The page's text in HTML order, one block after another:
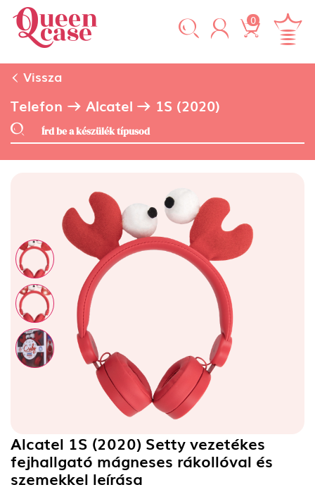
0
Vissza
Telefon Alcatel 1S (2020)
Alcatel 1S (2020) Setty vezetékes
fejhallgató mágneses rákollóval és
szemekkel leírása